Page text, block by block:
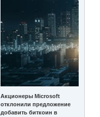
Акционеры Microsoft
отклонили предложение
добавить биткоин в